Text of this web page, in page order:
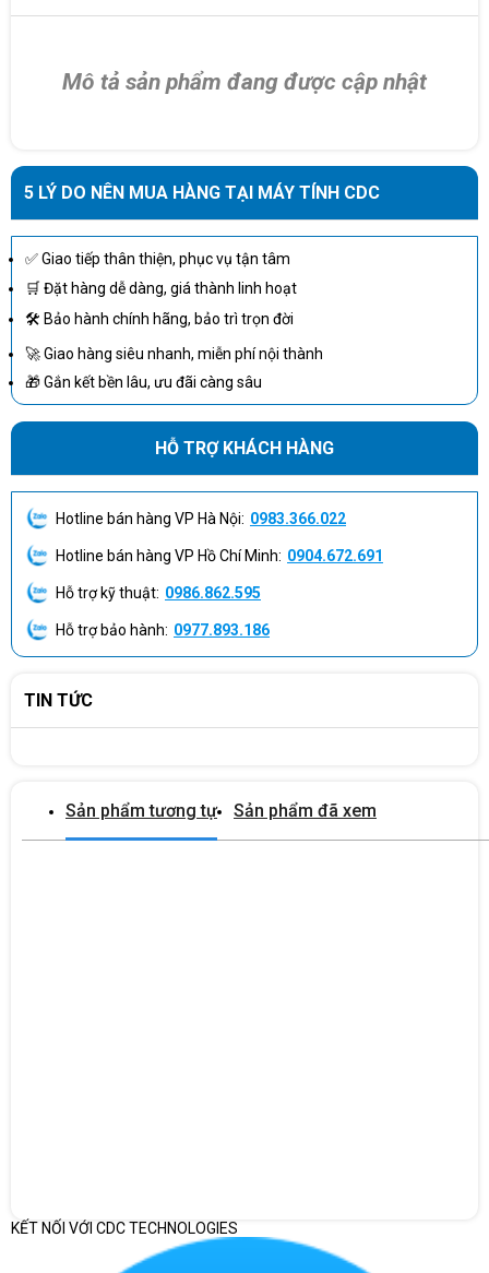
lớn có hại cho tai của người dùng và
Mô tả sản phẩm đang được cập nhật
5 LÝ DO NÊN MUA HÀNG TẠI MÁY TÍNH CDC
✅ Giao tiếp thân thiện, phục vụ tận tâm
🛒 Đặt hàng dễ dàng, giá thành linh hoạt
🛠 Bảo hành chính hãng, bảo trì trọn đời
🚀 Giao hàng siêu nhanh, miễn phí nội thành
🎁 Gắn kết bền lâu, ưu đãi càng sâu
HỖ TRỢ KHÁCH HÀNG
Hotline bán hàng VP Hà Nội: 0983.366.022
Hotline bán hàng VP Hồ Chí Minh: 0904.672.691
Hỗ trợ kỹ thuật: 0986.862.595
Hỗ trợ bảo hành: 0977.893.186
TIN TỨC
Sản phẩm tương tự Sản phẩm đã xem
KẾT NỐI VỚI CDC TECHNOLOGIES